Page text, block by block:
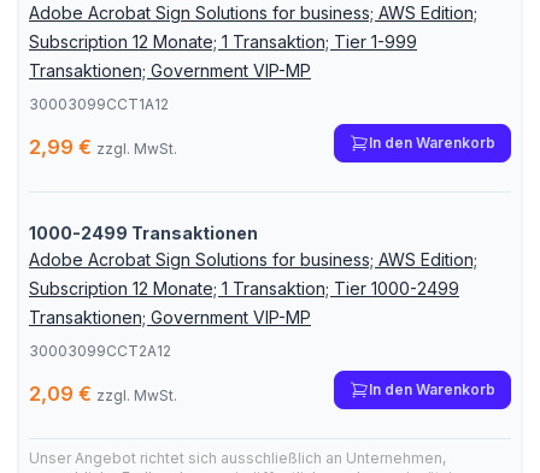
Adobe Acrobat Sign Solutions for business; AWS Edition;
Subscription 12 Monate; 1 Transaktion; Tier 1-999
Transaktionen; Government VIP-MP
30003099CCT1A12
2,99 € zzgl. MwSt. In den Warenkorb
1000-2499 Transaktionen
Adobe Acrobat Sign Solutions for business; AWS Edition;
Subscription 12 Monate; 1 Transaktion; Tier 1000-2499
Transaktionen; Government VIP-MP
30003099CCT2A12
2,09 € zzgl. MwSt. In den Warenkorb
Unser Angebot richtet sich ausschließlich an Unternehmen,